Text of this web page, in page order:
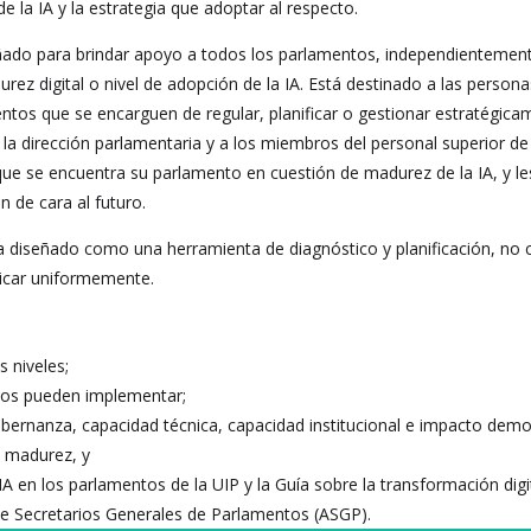
la IA y la estrategia que adoptar al respecto.
para brindar apoyo a todos los parlamentos,
digital o nivel de adopción de la IA. Está destinado a las
que se encarguen de regular, planificar o gestionar
dirección parlamentaria y a los miembros del personal superior
se encuentra su parlamento en cuestión de madurez de la IA, y
de cara al futuro.
diseñado como una herramienta de diagnóstico y planificación, no
uniformemente.
niveles;
pueden implementar;
capacidad técnica, capacidad institucional e impacto
y
en los parlamentos de la UIP y la Guía sobre la transformación
Generales de Parlamentos (ASGP).